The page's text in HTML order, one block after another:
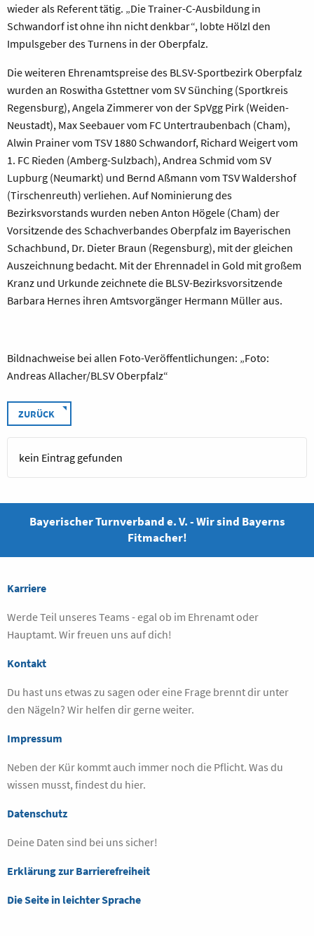
wieder als Referent tätig. „Die Trainer-C-Ausbildung in
Schwandorf ist ohne ihn nicht denkbar“, lobte Hölzl den
Impulsgeber des Turnens in der Oberpfalz.
Die weiteren Ehrenamtspreise des BLSV-Sportbezirk Oberpfalz
wurden an Roswitha Gstettner vom SV Sünching (Sportkreis
Regensburg), Angela Zimmerer von der SpVgg Pirk (Weiden-
Neustadt), Max Seebauer vom FC Untertraubenbach (Cham),
Alwin Prainer vom TSV 1880 Schwandorf, Richard Weigert vom
1. FC Rieden (Amberg-Sulzbach), Andrea Schmid vom SV
Lupburg (Neumarkt) und Bernd Aßmann vom TSV Waldershof
(Tirschenreuth) verliehen. Auf Nominierung des
Bezirksvorstands wurden neben Anton Högele (Cham) der
Vorsitzende des Schachverbandes Oberpfalz im Bayerischen
Schachbund, Dr. Dieter Braun (Regensburg), mit der gleichen
Auszeichnung bedacht. Mit der Ehrennadel in Gold mit großem
Kranz und Urkunde zeichnete die BLSV-Bezirksvorsitzende
Barbara Hernes ihren Amtsvorgänger Hermann Müller aus.
Bildnachweise bei allen Foto-Veröffentlichungen: „Foto:
Andreas Allacher/BLSV Oberpfalz“
ZURÜCK
kein Eintrag gefunden
Bayerischer Turnverband e. V. - Wir sind Bayerns
Fitmacher!
Karriere
Werde Teil unseres Teams - egal ob im Ehrenamt oder
Hauptamt. Wir freuen uns auf dich!
Kontakt
Du hast uns etwas zu sagen oder eine Frage brennt dir unter
den Nägeln? Wir helfen dir gerne weiter.
Impressum
Neben der Kür kommt auch immer noch die Pflicht. Was du
wissen musst, findest du hier.
Datenschutz
Deine Daten sind bei uns sicher!
Erklärung zur Barrierefreiheit
Die Seite in leichter Sprache